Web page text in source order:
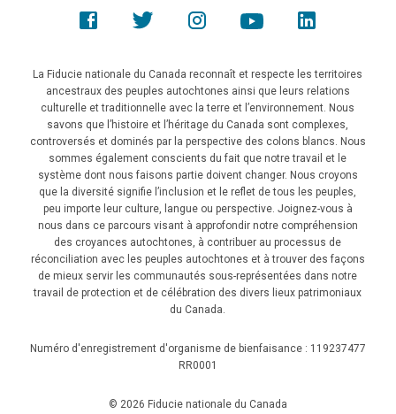
La Fiducie nationale du Canada reconnaît et respecte les territoires
ancestraux des peuples autochtones ainsi que leurs relations
culturelle et traditionnelle avec la terre et l’environnement. Nous
savons que l’histoire et l’héritage du Canada sont complexes,
controversés et dominés par la perspective des colons blancs. Nous
sommes également conscients du fait que notre travail et le
système dont nous faisons partie doivent changer. Nous croyons
que la diversité signifie l’inclusion et le reflet de tous les peuples,
peu importe leur culture, langue ou perspective. Joignez-vous à
nous dans ce parcours visant à approfondir notre compréhension
des croyances autochtones, à contribuer au processus de
réconciliation avec les peuples autochtones et à trouver des façons
de mieux servir les communautés sous-représentées dans notre
travail de protection et de célébration des divers lieux patrimoniaux
du Canada.
Numéro d'enregistrement d'organisme de bienfaisance : 119237477
RR0001
© 2026 Fiducie nationale du Canada